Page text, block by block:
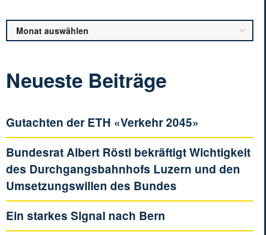
Archiv
Neueste Beiträge
Gutachten der ETH «Verkehr 2045»
Bundesrat Albert Rösti bekräftigt Wichtigkeit
des Durchgangsbahnhofs Luzern und den
Umsetzungswillen des Bundes
Ein starkes Signal nach Bern